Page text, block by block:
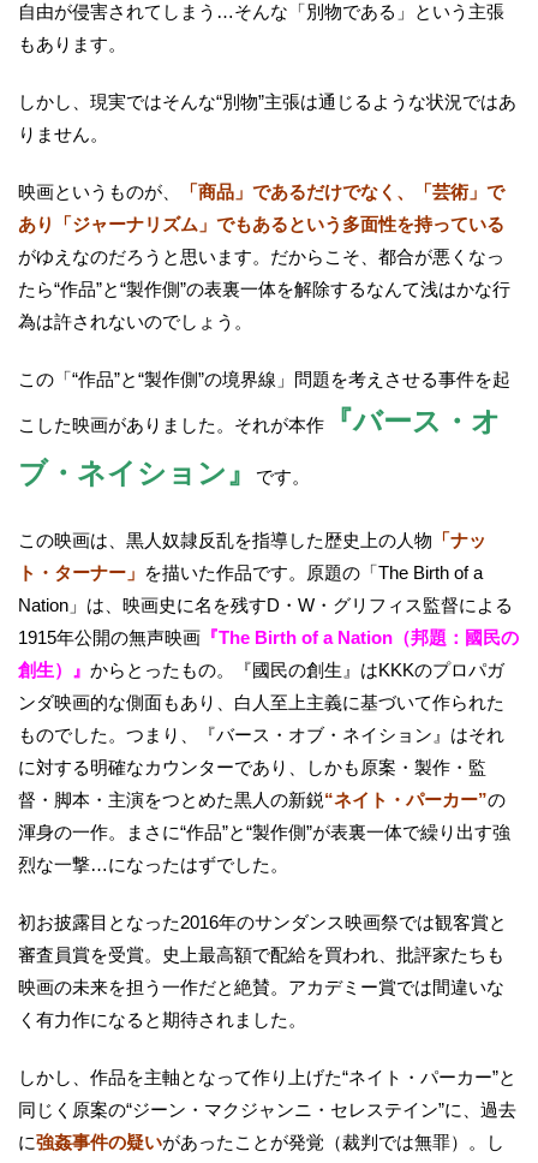
自由が侵害されてしまう…そんな「別物である」という主張
もあります。
しかし、現実ではそんな“別物”主張は通じるような状況ではあ
りません。
映画というものが、
「商品」であるだけでなく、「芸術」で
あり「ジャーナリズム」でもあるという多面性を持っている
がゆえなのだろうと思います。だからこそ、都合が悪くなっ
たら“作品”と“製作側”の表裏一体を解除するなんて浅はかな行
為は許されないのでしょう。
この「“作品”と“製作側”の境界線」問題を考えさせる事件を起
こした映画がありました。それが本作
『バース・オ
ブ・ネイション』
です。
この映画は、黒人奴隷反乱を指導した歴史上の人物 「ナッ
ト・ターナー」 を描いた作品です。原題の「The Birth of a
Nation」は、映画史に名を残すD・W・グリフィス監督による
1915年公開の無声映画 『The Birth of a Nation（邦題：國民の
創生）』 からとったもの。『國民の創生』はKKKのプロパガ
ンダ映画的な側面もあり、白人至上主義に基づいて作られた
ものでした。つまり、『バース・オブ・ネイション』はそれ
に対する明確なカウンターであり、しかも原案・製作・監
督・脚本・主演をつとめた黒人の新鋭“ネイト・パーカー”の
渾身の一作。まさに“作品”と“製作側”が表裏一体で繰り出す強
烈な一撃…になったはずでした。
初お披露目となった2016年のサンダンス映画祭では観客賞と
審査員賞を受賞。史上最高額で配給を買われ、批評家たちも
映画の未来を担う一作だと絶賛。アカデミー賞では間違いな
く有力作になると期待されました。
しかし、作品を主軸となって作り上げた“ネイト・パーカー”と
同じく原案の“ジーン・マクジャンニ・セレステイン”に、過去
に強姦事件の疑いがあったことが発覚（裁判では無罪）。し